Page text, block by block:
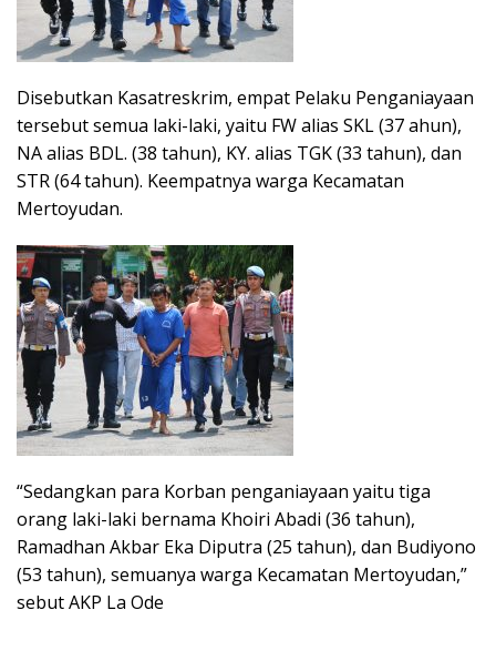
Disebutkan Kasatreskrim, empat Pelaku Penganiayaan
tersebut semua laki-laki, yaitu FW alias SKL (37 ahun),
NA alias BDL. (38 tahun), KY. alias TGK (33 tahun), dan
STR (64 tahun). Keempatnya warga Kecamatan
Mertoyudan.
“Sedangkan para Korban penganiayaan yaitu tiga
orang laki-laki bernama Khoiri Abadi (36 tahun),
Ramadhan Akbar Eka Diputra (25 tahun), dan Budiyono
(53 tahun), semuanya warga Kecamatan Mertoyudan,”
sebut AKP La Ode